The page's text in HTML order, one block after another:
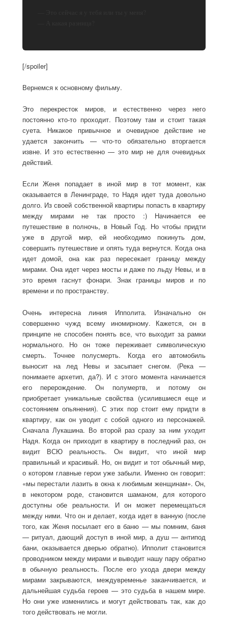
[/spoiler]
Вернемся к основному фильму.
Это перекресток миров, и естественно через него
постоянно кто-то проходит. Поэтому там и стоит такая
суета. Никакое привычное и очевидное действие не
удается закончить — что-то обязательно вторгается
извне. И это естественно — это мир не для очевидных
действий.
Если Женя попадает в иной мир в тот момент, как
оказывается в Ленинграде, то Надя идет туда довольно
долго. Из своей собственной квартиры попасть в квартиру
между мирами не так просто :) Начинается ее
путешествие в полночь, в Новый Год. Но чтобы придти
уже в другой мир, ей необходимо покинуть дом,
совершить путешествие и опять туда вернутся. Когда она
идет домой, она как раз пересекает границу между
мирами. Она идет через мосты и даже по льду Невы, и в
это время гаснут фонари. Знак границы миров и по
времени и по пространству.
Очень интересна линия Ипполита. Изначально он
совершенно чужд всему иномирному. Кажется, он в
принципе не способен понять все, что выходит за рамки
нормального. Но он тоже переживает символическую
смерть. Точнее полусмерть. Когда его автомобиль
выносит на лед Невы и засыпает снегом. (Река —
понимаете архетип, да?). И с этого момента начинается
его перерождение. Он полумертв, и потому он
приобретает уникальные свойства (усилившиеся еще и
состоянием опьянения). С этих пор стоит ему придти в
квартиру, как он уводит с собой одного из персонажей.
Сначала Лукашина. Во второй раз сразу за ним уходит
Надя. Когда он приходит в квартиру в последний раз, он
видит ВСЮ реальность. Он видит, что иной мир
правильный и красивый. Но, он видит и тот обычный мир,
о котором главные герои уже забыли. Именно он говорит:
«мы перестали лазить в окна к любимым женщинам». Он,
в некотором роде, становится шаманом, для которого
доступны обе реальности. И он может перемещаться
между ними. Что он и делает, когда идет в ванную (после
того, как Женя посылает его в баню — мы помним, баня
— ритуал, дающий доступ в иной мир, а душ — антипод
бани, оказывается дверью обратно). Ипполит становится
проводником между мирами и выводит нашу пару обратно
в обычную реальность. После его ухода двери между
мирами закрываются, междувременье заканчивается, и
дальнейшая судьба героев — это судьба в нашем мире.
Но они уже изменились и могут действовать так, как до
того действовать не могли.